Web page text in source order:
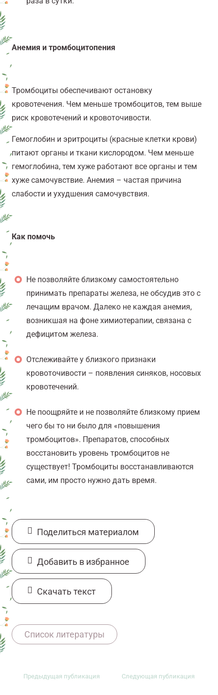
Анемия и тромбоцитопения
Тромбоциты обеспечивают остановку
кровотечения. Чем меньше тромбоцитов, тем выше
риск кровотечений и кровоточивости.
Гемоглобин и эритроциты (красные клетки крови)
питают органы и ткани кислородом. Чем меньше
гемоглобина, тем хуже работают все органы и тем
хуже самочувствие. Анемия – частая причина
слабости и ухудшения самочувствия.
Как помочь
Не позволяйте близкому самостоятельно
принимать препараты железа, не обсудив это с
лечащим врачом. Далеко не каждая анемия,
возникшая на фоне химиотерапии, связана с
дефицитом железа.
Отслеживайте у близкого признаки
кровоточивости – появления синяков, носовых
кровотечений.
Не поощряйте и не позволяйте близкому прием
чего бы то ни было для «повышения
тромбоцитов». Препаратов, способных
восстановить уровень тромбоцитов не
существует! Тромбоциты восстанавливаются
сами, им просто нужно дать время.
Поделиться материалом
Добавить в избранное
Cкачать текст
Список литературы:
https://ascopubs.org/doi/full/10.1200/
38.pdf
Список литературы
Предыдущая публикация Следующая публикация